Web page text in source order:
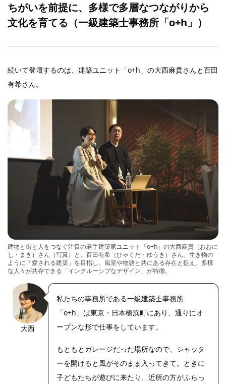
ちがいを前提に、多様で多層なつながりから
文化を育てる（一級建築士事務所「o+h」）
続いて登壇するのは、建築ユニット「o+h」の大西麻貴さんと百田
有希さん。
建物と街と人をつなぐ注目の若手建築家ユニット「o+h」の大西麻貴（おおに
し・まき）さん（写真）と、百田有希（ひゃくだ・ゆうき）さん。生き物の
ように「愛される建築」を目指し、風景や物語と共にある存在と捉え、多様
な人々が共存できる「インクルーシブなデザイン」が特徴。
大西
私たちの事務所である一級建築士事務所
「o+h」は東京・日本橋浜町にあり、通りにオ
ープンな形で仕事をしています。
もともとガレージだった場所なので、シャッタ
ーを開けると風がそのまま入ってきて。ときに
子どもたちが遊びに来たり、近所の方がふらっ